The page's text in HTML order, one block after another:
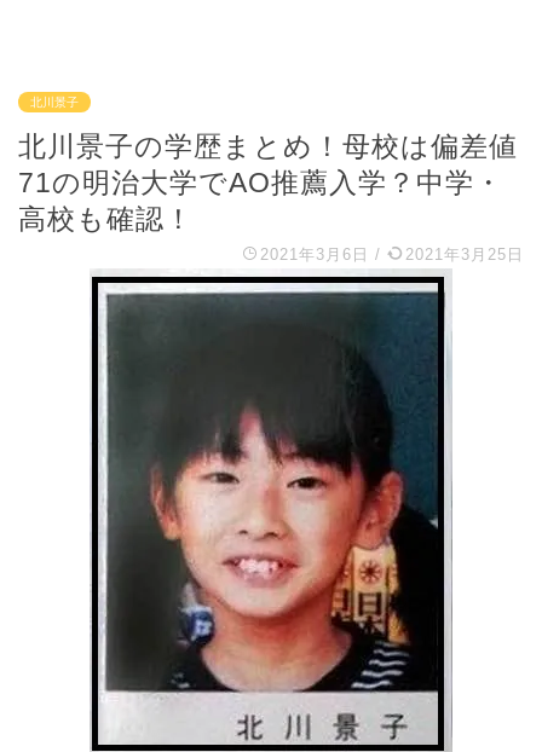
北川景子
北川景子の学歴まとめ！母校は偏差値
71の明治大学でAO推薦入学？中学・
高校も確認！
2021年3月6日 / 2021年3月25日